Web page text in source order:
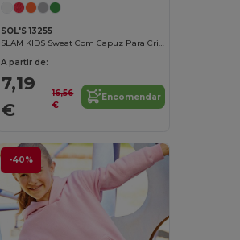
SOL'S 13255
SLAM KIDS Sweat Com Capuz Para Criança
A partir de:
7,19
€
16,56
€
Encomendar
-40%